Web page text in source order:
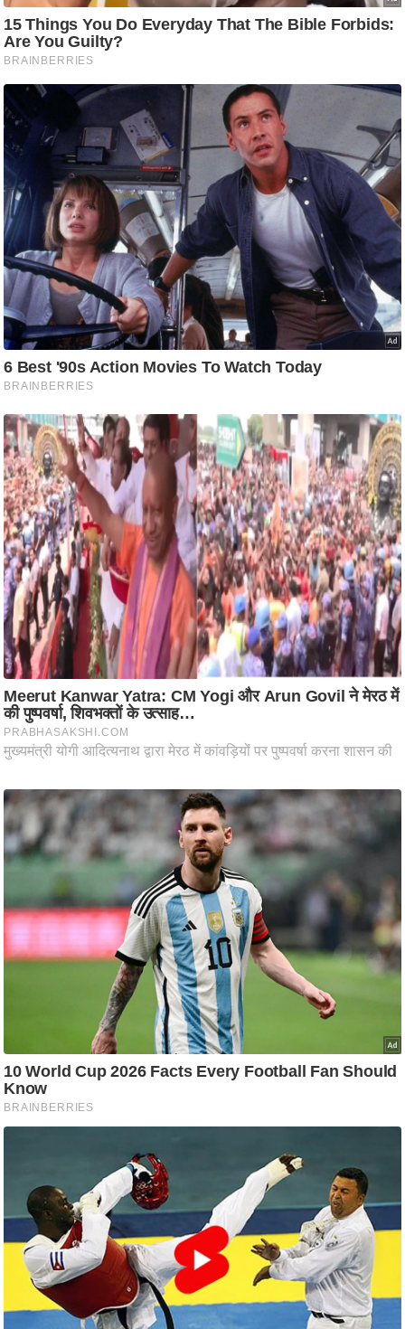
नी
ति
ष
ण
म
सा
म
यि
क
मा
तृ
भू
मि
स्तं
भ
ए
म
.
आ
र
.
आ
ई
.
य
प
र
मी
क्षा
ध
ज्यो
ति
ष
हि
मा
/
ध
ल
व्र
त
त्यो
हा
र